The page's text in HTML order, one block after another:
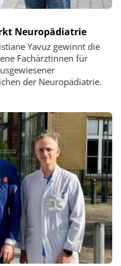
Neuropädiatrie
Yavuz gewinnt die
Fachärztinnen für
der Neuropädiatrie.